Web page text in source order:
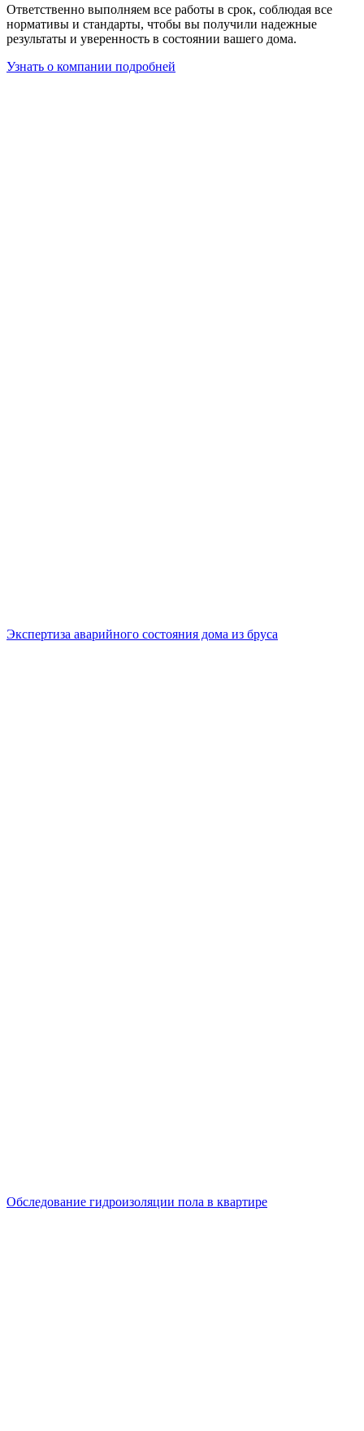
Ответственно выполняем все работы в срок, соблюдая все
нормативы и стандарты, чтобы вы получили надежные
результаты и уверенность в состоянии вашего дома.
Узнать о компании подробней
Экспертиза аварийного состояния дома из бруса
Обследование гидроизоляции пола в квартире